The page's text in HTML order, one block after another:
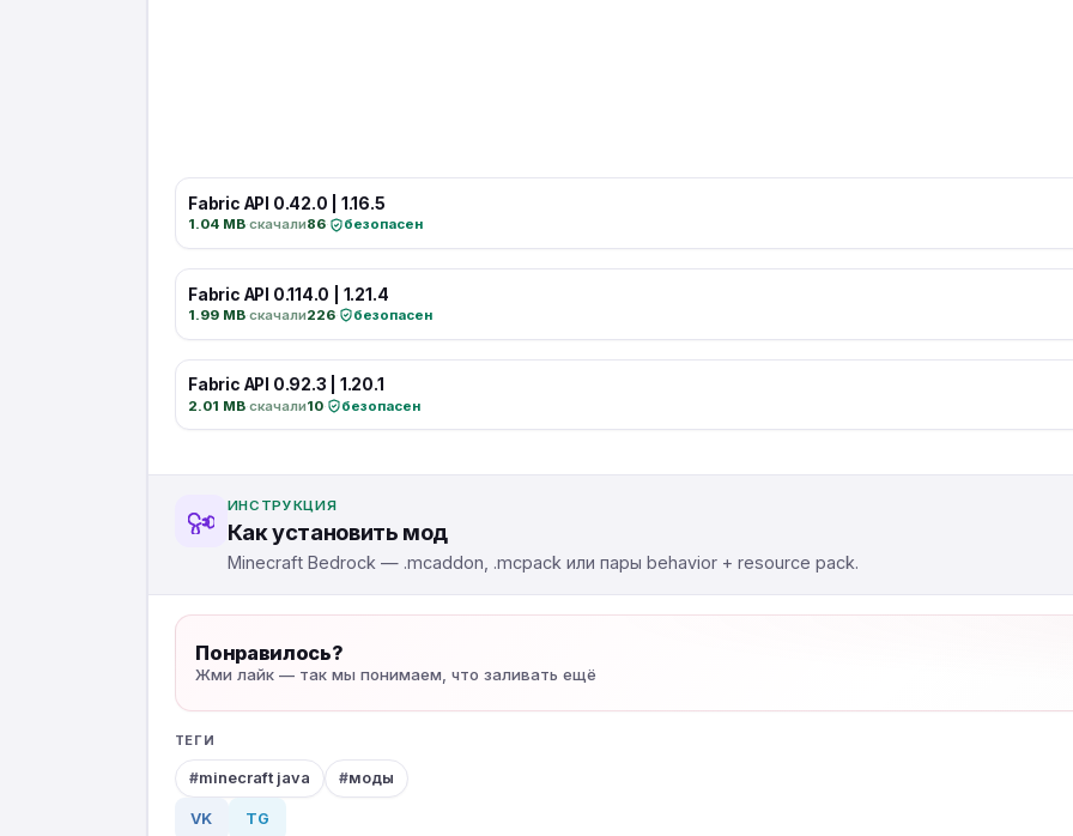
Fabric API 0.42.0 | 1.16.5
1.04 MB·скачали86· безопасен
Fabric API 0.114.0 | 1.21.4
1.99 MB·скачали226· безопасен
Fabric API 0.92.3 | 1.20.1
2.01 MB·скачали10· безопасен
ИНСТРУКЦИЯ
Как установить мод
Minecraft Bedrock — .mcaddon, .mcpack или пары behavior + resource pack.
Понравилось?
Жми лайк — так мы понимаем, что заливать ещё
ТЕГИ
minecraft java моды
VK TG